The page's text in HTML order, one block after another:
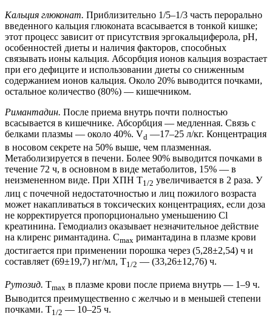
Кальция глюконат. Приблизительно 1/5–1/3 часть перорально
введенного кальция глюконата всасывается в тонкой кишке;
этот процесс зависит от присутствия эргокальциферола, pH,
особенностей диеты и наличия факторов, способных
связывать ионы кальция. Абсорбция ионов кальция возрастает
при его дефиците и использовании диеты со сниженным
содержанием ионов кальция. Около 20% выводится почками,
остальное количество (80%) — кишечником.
Римантадин. После приема внутрь почти полностью
всасывается в кишечнике. Абсорбция — медленная. Связь с
белками плазмы — около 40%. Vd —17–25 л/кг. Концентрация
в носовом секрете на 50% выше, чем плазменная.
Метаболизируется в печени. Более 90% выводится почками в
течение 72 ч, в основном в виде метаболитов, 15% — в
неизмененном виде. При ХПН T1/2 увеличивается в 2 раза. У
лиц с почечной недостаточностью и лиц пожилого возраста
может накапливаться в токсических концентрациях, если доза
не корректируется пропорционально уменьшению Cl
креатинина. Гемодиализ оказывает незначительное действие
на клиренс римантадина. Cmax римантадина в плазме крови
достигается при применении порошка через (5,28±2,54) ч и
составляет (69±19,7) нг/мл, T1/2 — (33,26±12,76) ч.
Рутозид. Tmax в плазме крови после приема внутрь — 1–9 ч.
Выводится преимущественно с желчью и в меньшей степени
почками. T1/2 — 10–25 ч.